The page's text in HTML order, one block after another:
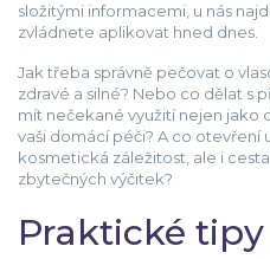
složitými informacemi, u nás
zvládnete aplikovat hned dnes.
Jak třeba správně pečovat o
zdravé a silné? Nebo co dělat s
mít nečekané využití nejen jako
vaši domácí péči? A co otevření
kosmetická záležitost, ale i
zbytečných výčitek?
Praktické